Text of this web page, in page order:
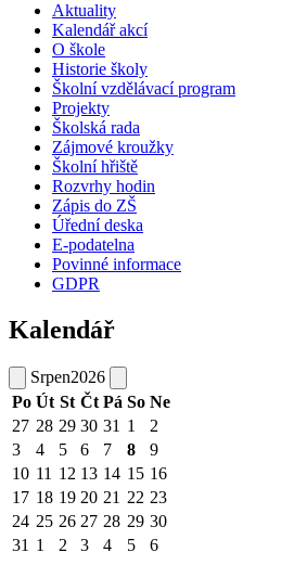
Aktuality
Kalendář akcí
O škole
Historie školy
Školní vzdělávací program
Projekty
Školská rada
Zájmové kroužky
Školní hřiště
Rozvrhy hodin
Zápis do ZŠ
Úřední deska
E-podatelna
Povinné informace
GDPR
Kalendář
Srpen2026
Po Út St Čt Pá So Ne
27 28 29 30 31 1
2
3
4 5 6 7 8
9
10 11 12 13 14 15 16
17 18 19 20 21 22 23
24 25 26 27 28 29 30
31 1 2 3 4 5 6